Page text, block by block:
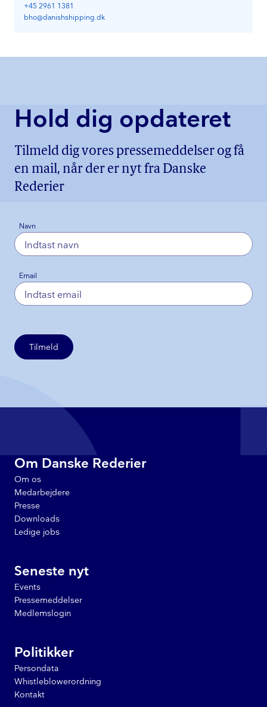
+45 2961 1381
bho@danishshipping.dk
Hold dig opdateret
Tilmeld dig vores pressemeddelser og få
en mail, når der er nyt fra Danske
Rederier
Navn
Email
Tilmeld
Om Danske Rederier
Om os
Medarbejdere
Presse
Downloads
Ledige jobs
Seneste nyt
Events
Pressemeddelser
Medlemslogin
Politikker
Persondata
Whistleblowerordning
Kontakt